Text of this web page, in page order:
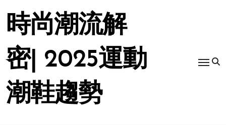
時尚潮流解
密| 2025運動
潮鞋趨勢